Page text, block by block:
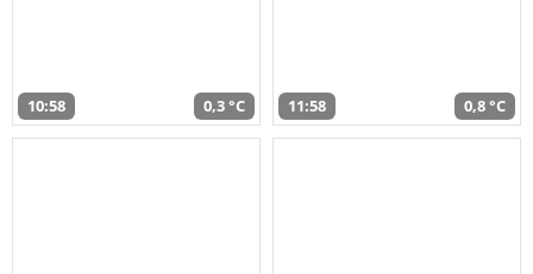
10:58 0,3 °C 11:58 0,8 °C